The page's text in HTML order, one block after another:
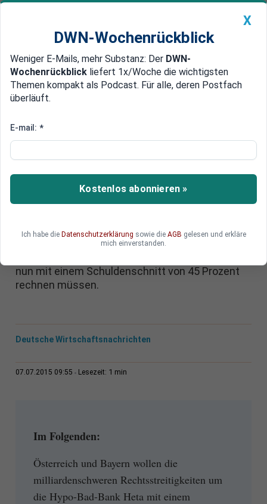
Newsticker MEIN DWN: Geldanlage Premium
Edelmetalle DWN-Magazin China
Hinweis auf Heta-Haircut
Vergleich mit Bayern kostet
Österreichs Steuerzahler 1,2
Milliarden Euro
Österreich und Bayern wollen in einem Vergleich
Adria beenden. Die Steuerzahler kostet die
Einigung 1,23 Milliarden Euro. Die Einigung gibt
nun mit einem Schuldenschnitt von 45 Prozent
rechnen müssen.
Deutsche Wirtschaftsnachrichten
07.07.2015 09:55 Lesezeit: 1 min
Im Folgenden:
Österreich und Bayern wollen die
milliardenschweren Rechtsstreitigkeiten um
die Hypo-Bad-Bank Heta mit einem
X
DWN-Wochenrückblick
Weniger E-Mails, mehr Substanz: Der DWN-
Wochenrückblick liefert 1x/Woche die wichtigsten
Themen kompakt als Podcast. Für alle, deren Postfach
überläuft.
E-mail: *
Kostenlos abonnieren »
Ich habe die Datenschutzerklärung sowie die AGB gelesen und erkläre
mich einverstanden.